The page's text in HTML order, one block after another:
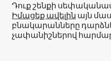
Դուք շենքի
Իմացեք ավելին այն
բնակարանները
չափանիշներով